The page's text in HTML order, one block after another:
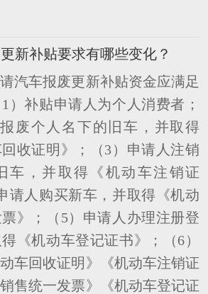
新补贴要求有哪些变化？
汽车报废更新补贴资金应满足
）补贴申请人为个人消费者；
报废个人名下的旧车，并取得
回收证明》；（3）申请人注销
车，并取得《机动车注销证
请人购买新车，并取得《机动
》；（5）申请人办理注册登
《机动车登记证书》；（6）
动车回收证明》《机动车注销证
售统一发票》《机动车登记证